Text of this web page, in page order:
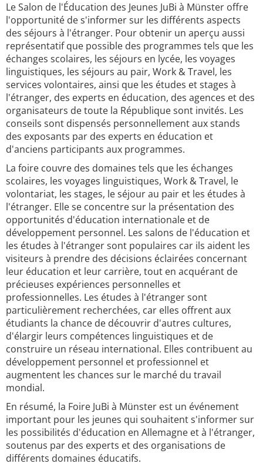
Le Salon de l'Éducation des Jeunes JuBi à Münster offre
l'opportunité de s'informer sur les différents aspects
des séjours à l'étranger. Pour obtenir un aperçu aussi
représentatif que possible des programmes tels que les
échanges scolaires, les séjours en lycée, les voyages
linguistiques, les séjours au pair, Work & Travel, les
services volontaires, ainsi que les études et stages à
l'étranger, des experts en éducation, des agences et des
organisateurs de toute la République sont invités. Les
conseils sont dispensés personnellement aux stands
des exposants par des experts en éducation et
d'anciens participants aux programmes.
La foire couvre des domaines tels que les échanges
scolaires, les voyages linguistiques, Work & Travel, le
volontariat, les stages, le séjour au pair et les études à
l'étranger. Elle se concentre sur la présentation des
opportunités d'éducation internationale et de
développement personnel. Les salons de l'éducation et
les études à l'étranger sont populaires car ils aident les
visiteurs à prendre des décisions éclairées concernant
leur éducation et leur carrière, tout en acquérant de
précieuses expériences personnelles et
professionnelles. Les études à l'étranger sont
particulièrement recherchées, car elles offrent aux
étudiants la chance de découvrir d'autres cultures,
d'élargir leurs compétences linguistiques et de
construire un réseau international. Elles contribuent au
développement personnel et professionnel et
augmentent les chances sur le marché du travail
mondial.
En résumé, la Foire JuBi à Münster est un événement
important pour les jeunes qui souhaitent s'informer sur
les possibilités d'éducation en Allemagne et à l'étranger,
soutenus par des experts et des organisations de
différents domaines éducatifs.